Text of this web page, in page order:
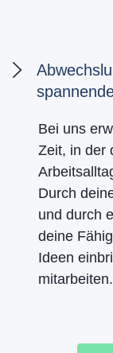
Bei uns
Zeit, in der
Durch
und durch
deine
Ideen
mitarbeiten.